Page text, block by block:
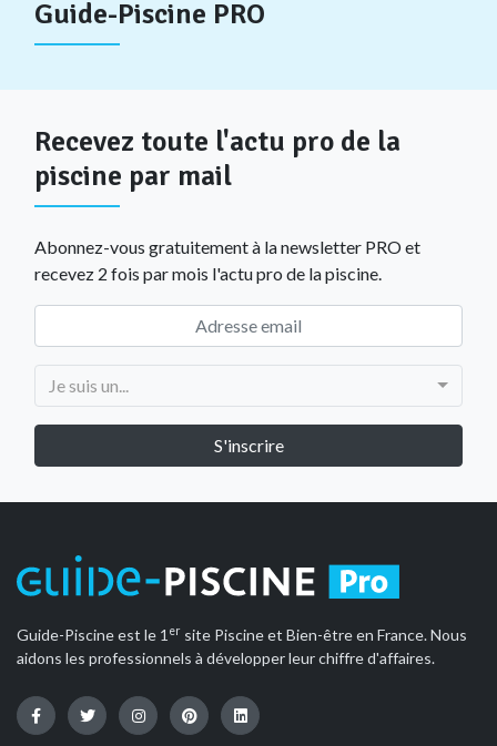
Guide-Piscine PRO
Recevez toute l'actu pro de la
piscine par mail
Abonnez-vous gratuitement à la newsletter PRO et
recevez 2 fois par mois l'actu pro de la piscine.
Je suis un...
Guide-Piscine est le 1 er site Piscine et Bien-être en France. Nous
aidons les professionnels à développer leur chiffre d'affaires.